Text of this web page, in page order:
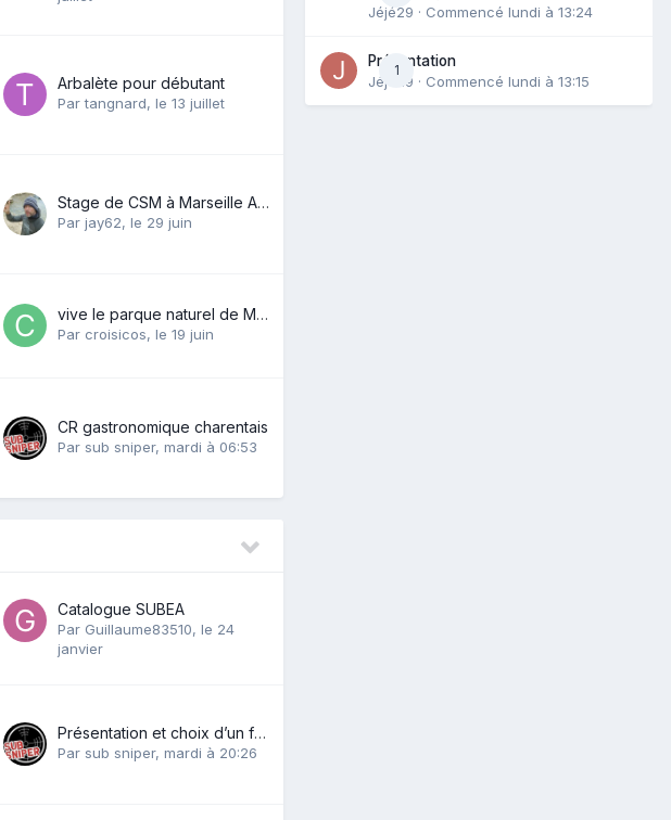
Arbalète pour débutant
Partangnard, le 13 juillet
Stage de CSM à Marseille Aout/Septembre 2026
Par jay62, le 29 juin
vive le parque naturel de Marseille................
Par croisicos, le 19 juin
CR gastronomique charentais
Par sub sniper, mardi à 06:53
Catalogue SUBEA
Par Guillaume83510, le 24
janvier
Présentation et choix d’un fusil polyvalent
Par sub sniper, mardi à 20:26
Jéjé29 · Commencé lundi à 13:24
1
Présentation
Jéjé29 · Commencé lundi à 13:15